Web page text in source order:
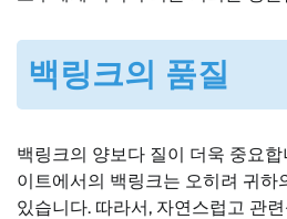
백링크의 품질
백링크의 양보다 질이 더욱 중요
이트에서의 백링크는 오히려 귀하
있습니다. 따라서, 자연스럽고 관